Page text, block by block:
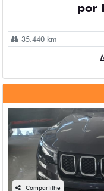
por
35.440 km
Compartilhe